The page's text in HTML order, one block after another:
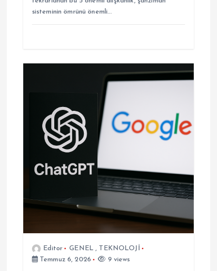
sisteminin ömrünü önemli…
Editor GENEL, TEKNOLOJİ
Temmuz 6, 2026
9 views